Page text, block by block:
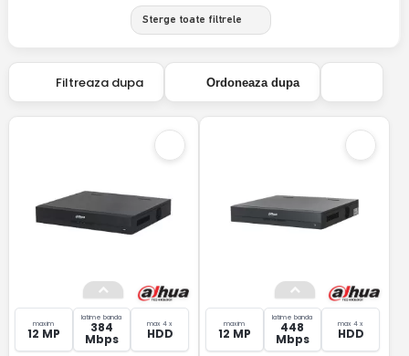
Sterge toate filtrele
Filtreaza dupa Ordoneaza dupa
maxim
12 MP
latime banda
384
Mbps
max 4 x
HDD
maxim
12 MP
latime banda
448
Mbps
max 4 x
HDD